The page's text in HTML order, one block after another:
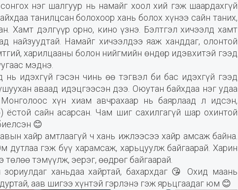
нэг шалгуур нь намайг хоол хий гэж шаардахгүй
танилцсан болохоор хань болох хүнээ сайн таних,
Хамт дэлгүүр орно, кино үзнэ. Бэлтгэл хичээлд хамт
найзуудтай. Намайг хичээлдээ яаж ханддаг, олонтой
харилцааны болон нийгмийн өндөр идэвхитэй гээд
мэднэ.
нь идэхгүй гэсэн чинь өө тэгвэл би бас идэхгүй гээд
аваад идэцгээсэн дээ. Оюутан байхдаа нэг удаа
хүн хиам авчрахаар нь баярлаад л идсэн,
ёстой сайн асарсан. Чам шиг сахилгагүй шар охинтой
😊
хайр амтлаагүй ч хань ижлээсээ хайр амсаж байна.
гэж бүү харамсаж, харьцуулж байгаарай. Харин
тэмүүлж, эерэг, өөдрөг байгаарай.
ханьдаа хайртай, бахархдаг 😘 Охид маань
аав шигээ хүнтэй гэрлэнэ гэж ярьцгаадаг юм 😊